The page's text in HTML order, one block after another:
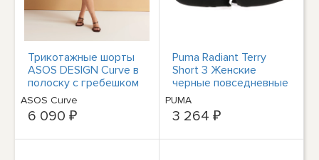
Трикотажные шорты
ASOS DESIGN Curve в
полоску с гребешком
по краю зеленого
цвета - часть
комплекта
ASOS Curve
6 090 ₽
Puma Radiant Terry
Short 3 Женские
черные повседневные
спортивные штаны
84848801
PUMA
3 264 ₽